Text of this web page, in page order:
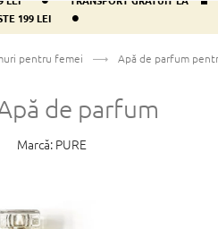
199 LEI
•
pentru femei Apă de parfum
de parfum
Marcă: PURE